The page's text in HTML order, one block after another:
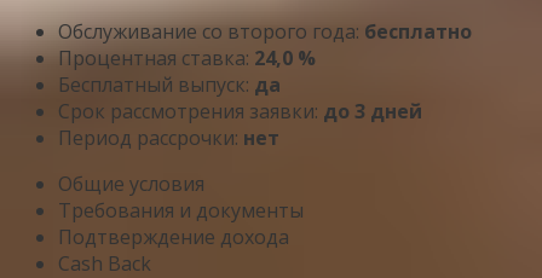
Обслуживание со второго года: бесплатно
Процентная ставка: 24,0 %
Бесплатный выпуск: да
Срок рассмотрения заявки: до 3 дней
Период рассрочки: нет
Общие условия
Требования и документы
Подтверждение дохода
Cash Back